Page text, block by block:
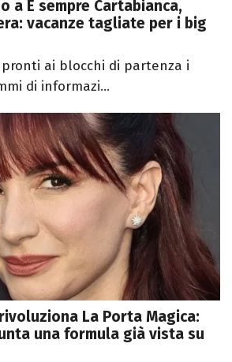
a È sempre Cartabianca,
vacanze tagliate per i big
ai blocchi di partenza i
di informazi...
La Porta Magica:
una formula già vista su